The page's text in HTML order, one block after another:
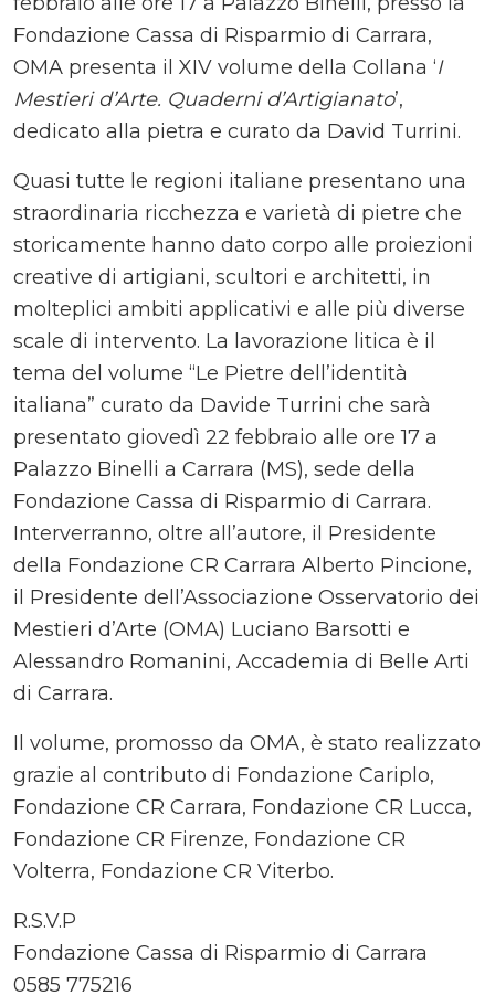
Fondazione Cassa di Risparmio di Carrara,
OMA presenta il XIV volume della Collana ‘I
Mestieri d’Arte. Quaderni d’Artigianato’,
dedicato alla pietra e curato da David Turrini.
Quasi tutte le regioni italiane presentano una
straordinaria ricchezza e varietà di pietre che
storicamente hanno dato corpo alle proiezioni
creative di artigiani, scultori e architetti, in
molteplici ambiti applicativi e alle più diverse
scale di intervento. La lavorazione litica è il
tema del volume “Le Pietre dell’identità
italiana” curato da Davide Turrini che sarà
presentato giovedì 22 febbraio alle ore 17 a
Palazzo Binelli a Carrara (MS), sede della
Fondazione Cassa di Risparmio di Carrara.
Interverranno, oltre all’autore, il Presidente
della Fondazione CR Carrara Alberto Pincione,
il Presidente dell’Associazione Osservatorio dei
Mestieri d’Arte (OMA) Luciano Barsotti e
Alessandro Romanini, Accademia di Belle Arti
di Carrara.
Il volume, promosso da OMA, è stato realizzato
grazie al contributo di Fondazione Cariplo,
Fondazione CR Carrara, Fondazione CR Lucca,
Fondazione CR Firenze, Fondazione CR
Volterra, Fondazione CR Viterbo.
R.S.V.P
Fondazione Cassa di Risparmio di Carrara
0585 775216